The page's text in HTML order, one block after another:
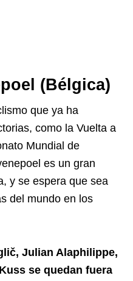
(Bélgica)
que ya ha
como la Vuelta a
Mundial de
es un gran
y se espera que sea
del mundo en los
Julian Alaphilippe,
se quedan fuera